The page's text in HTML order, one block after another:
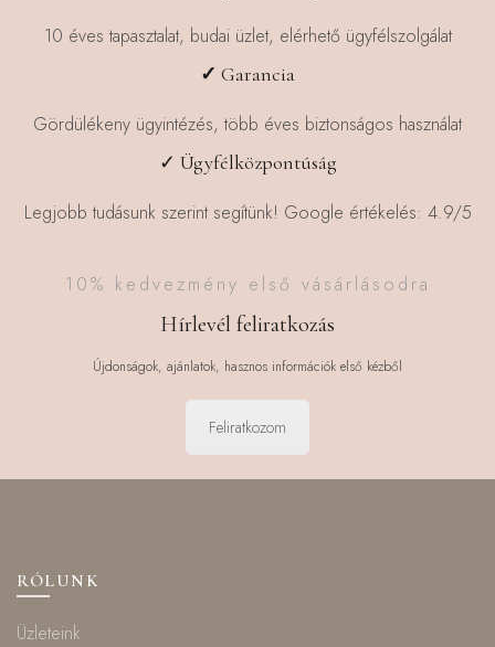
10 éves tapasztalat, budai üzlet, elérhető ügyfélszolgálat
✓ Garancia
Gördülékeny ügyintézés, több éves biztonságos használat
✓ Ügyfélközpontúság
Legjobb tudásunk szerint segítünk! Google értékelés: 4.9/5
10% kedvezmény első vásárlásodra
Hírlevél feliratkozás
Újdonságok, ajánlatok, hasznos információk első kézből
Feliratkozom
RÓLUNK
Üzleteink